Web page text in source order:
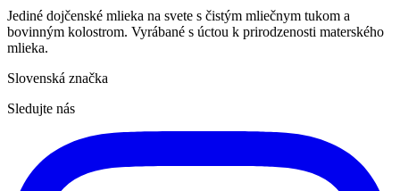
Jediné dojčenské mlieka na svete s čistým mliečnym tukom a
bovinným kolostrom. Vyrábané s úctou k prirodzenosti materského
mlieka.
Slovenská značka
Sledujte nás